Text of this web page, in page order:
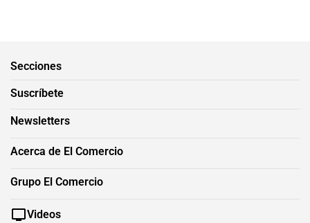
Secciones
Suscríbete
Newsletters
Acerca de El Comercio
Grupo El Comercio
Videos